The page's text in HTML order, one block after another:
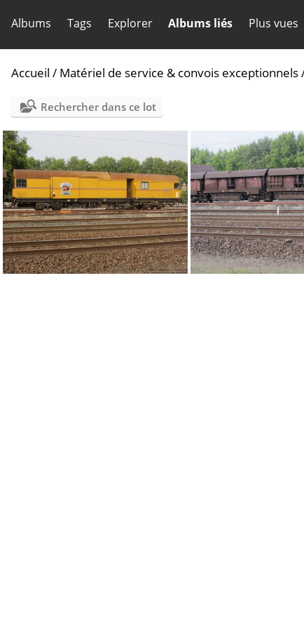
Albums Tags Explorer Albums liés Plus vues
Accueil / Matériel de service & convois exceptionnels
Rechercher dans ce lot